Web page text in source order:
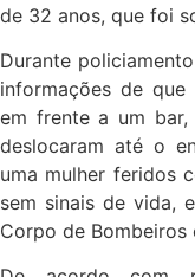
de 32 anos, que foi
Durante
informações de que
em frente a um
deslocaram até o
uma mulher feridos
sem sinais de vida,
Corpo de Bombeiros